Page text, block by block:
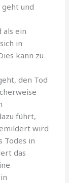
und
ein
in
kann zu
den Tod
führt,
wird
Todes in
das